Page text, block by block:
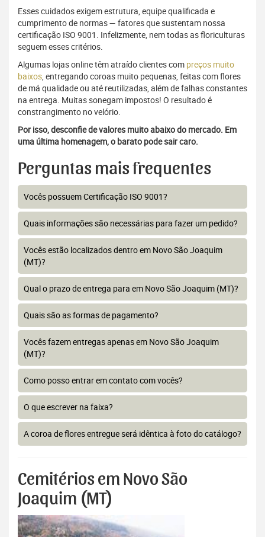
Esses cuidados exigem estrutura, equipe qualificada e
cumprimento de normas — fatores que sustentam nossa
certificação ISO 9001. Infelizmente, nem todas as floriculturas
seguem esses critérios.
Algumas lojas online têm atraído clientes com preços muito
baixos, entregando coroas muito pequenas, feitas com flores
de má qualidade ou até reutilizadas, além de falhas constantes
na entrega. Muitas sonegam impostos! O resultado é
constrangimento no velório.
Por isso, desconfie de valores muito abaixo do mercado. Em
uma última homenagem, o barato pode sair caro.
Perguntas mais frequentes
Vocês possuem Certificação ISO 9001?
Quais informações são necessárias para fazer um pedido?
Vocês estão localizados dentro em Novo São Joaquim
(MT)?
Qual o prazo de entrega para em Novo São Joaquim (MT)?
Quais são as formas de pagamento?
Vocês fazem entregas apenas em Novo São Joaquim
(MT)?
Como posso entrar em contato com vocês?
O que escrever na faixa?
A coroa de flores entregue será idêntica à foto do catálogo?
Cemitérios em Novo São
Joaquim (MT)